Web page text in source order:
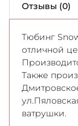
Отзывы (0)
Тюбинг
отличной
Также
ватрушки.